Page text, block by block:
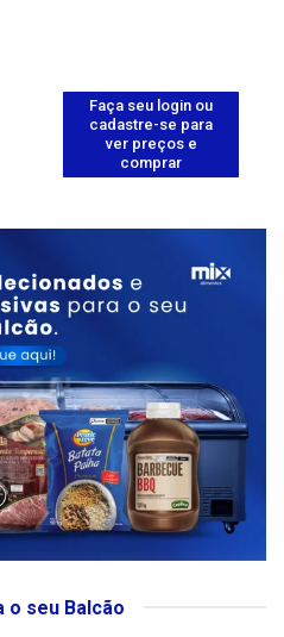
Faça seu login ou
cadastre-se para
ver preços e
comprar
o seu Balcão